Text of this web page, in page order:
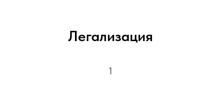
Легализация
1